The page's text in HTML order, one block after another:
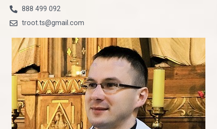
888 499 092
troot.ts@gmail.com